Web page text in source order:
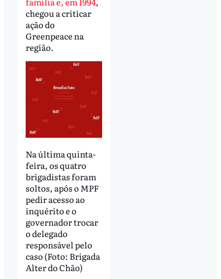
chegou a criticar
ação do
Greenpeace na
região.
Na última quinta-
feira, os quatro
brigadistas foram
soltos, após o MPF
pedir acesso ao
inquérito e o
governador trocar
o delegado
responsável pelo
caso (Foto: Brigada
Alter do Chão)